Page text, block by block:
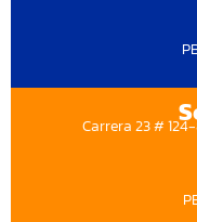
Carrera 23 #